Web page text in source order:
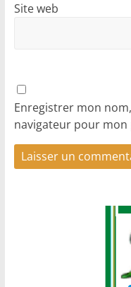
Site web
Enregistrer mon
navigateur pour